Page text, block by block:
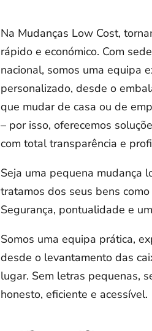
Na Mudanças Low Cost,
rápido e económico. Com
nacional, somos uma equipa
personalizado, desde o
que mudar de casa ou de
– por isso, oferecemos
com total transparência e
Seja uma pequena mudança
tratamos dos seus bens
Segurança, pontualidade e
Somos uma equipa prática,
desde o levantamento das
lugar. Sem letras pequenas,
honesto, eficiente e acessível.